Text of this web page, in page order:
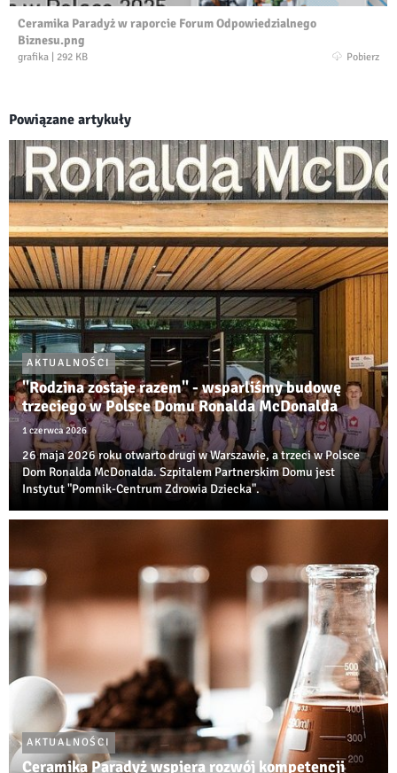
Ceramika Paradyż w raporcie Forum Odpowiedzialnego
Biznesu.png
grafika 292 KB Pobierz
Powiązane artykuły
AKTUALNOŚCI
"Rodzina zostaje razem" - wsparliśmy budowę
trzeciego w Polsce Domu Ronalda McDonalda
1 czerwca 2026
26 maja 2026 roku otwarto drugi w Warszawie, a trzeci w Polsce
Dom Ronalda McDonalda. Szpitalem Partnerskim Domu jest
Instytut "Pomnik-Centrum Zdrowia Dziecka".
AKTUALNOŚCI
Ceramika Paradyż wspiera rozwój kompetencji